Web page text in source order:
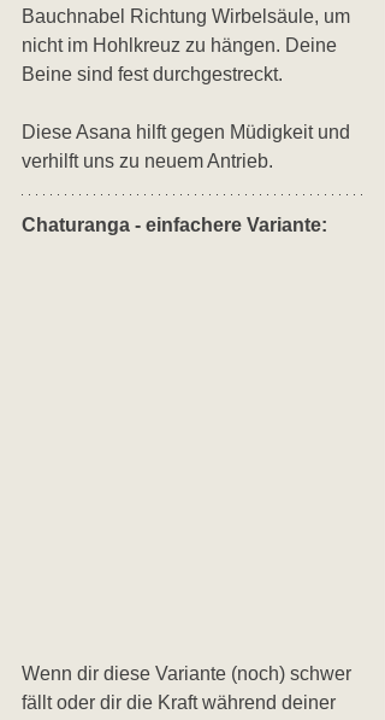
Bauchnabel Richtung Wirbelsäule, um
nicht im Hohlkreuz zu hängen. Deine
Beine sind fest durchgestreckt.
Diese Asana hilft gegen Müdigkeit und
verhilft uns zu neuem Antrieb.
Chaturanga - einfachere Variante:
Wenn dir diese Variante (noch) schwer
fällt oder dir die Kraft während deiner